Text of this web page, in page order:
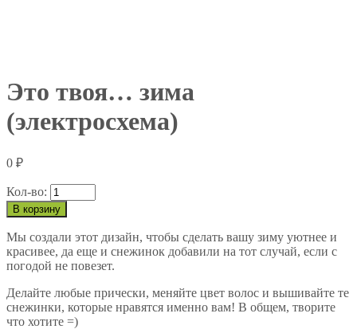
Это твоя… зима
(электросхема)
0 ₽
Кол-во:
В корзину
Мы создали этот дизайн, чтобы сделать вашу зиму уютнее и
красивее, да еще и снежинок добавили на тот случай, если с
погодой не повезет.
Делайте любые прически, меняйте цвет волос и вышивайте те
снежинки, которые нравятся именно вам! В общем, творите
что хотите =)